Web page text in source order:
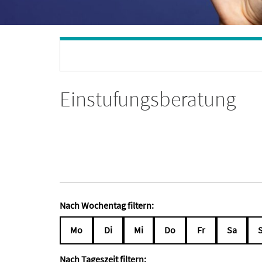
Einstufungsberatung
Nach Wochentag filtern:
Mo Di Mi Do Fr Sa
Nach Tageszeit filtern: